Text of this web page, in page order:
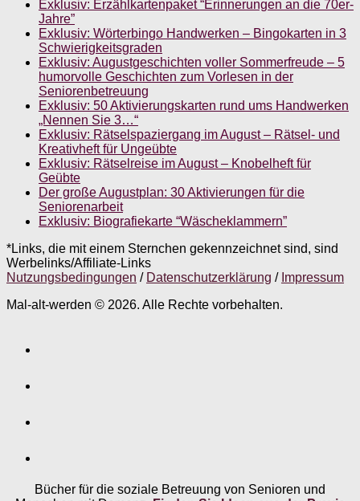
Exklusiv: Erzählkartenpaket “Erinnerungen an die 70er-
Jahre”
Exklusiv: Wörterbingo Handwerken – Bingokarten in 3
Schwierigkeitsgraden
Exklusiv: Augustgeschichten voller Sommerfreude – 5
humorvolle Geschichten zum Vorlesen in der
Seniorenbetreuung
Exklusiv: 50 Aktivierungskarten rund ums Handwerken
„Nennen Sie 3…“
Exklusiv: Rätselspaziergang im August – Rätsel- und
Kreativheft für Ungeübte
Exklusiv: Rätselreise im August – Knobelheft für
Geübte
Der große Augustplan: 30 Aktivierungen für die
Seniorenarbeit
Exklusiv: Biografiekarte “Wäscheklammern”
*Links, die mit einem Sternchen gekennzeichnet sind, sind
Werbelinks/Affiliate-Links
Nutzungsbedingungen / Datenschutzerklärung / Impressum
Mal-alt-werden © 2026. Alle Rechte vorbehalten.
Bücher für die soziale Betreuung von Senioren und